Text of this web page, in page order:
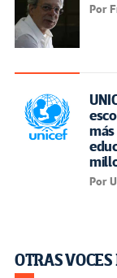
Por
Por
OTRAS